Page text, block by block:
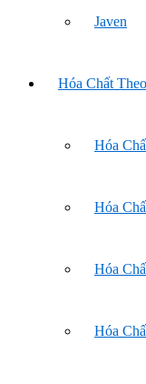
Javen
Hóa Chất
Hóa
Hóa
Hóa
Hóa